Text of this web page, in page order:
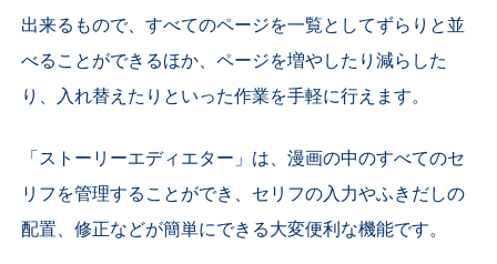
出来るもので、すべてのページを一覧としてずらりと並
べることができるほか、ページを増やしたり減らした
り、入れ替えたりといった作業を手軽に行えます。
「ストーリーエディエター」は、漫画の中のすべてのセ
リフを管理することができ、セリフの入力やふきだしの
配置、修正などが簡単にできる大変便利な機能です。